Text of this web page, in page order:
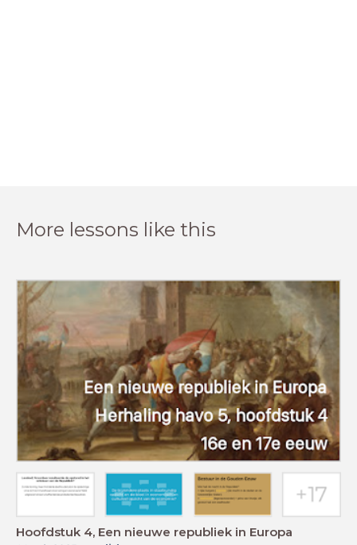
More lessons like this
Hoofdstuk 4, Een nieuwe republiek in Europa